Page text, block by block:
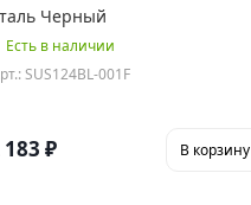
Черный
Есть в наличии
SUS124BL-001F
183 ₽ В корзину